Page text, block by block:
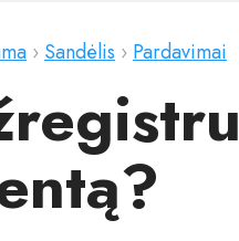
› Sandėlis › Pardavimai